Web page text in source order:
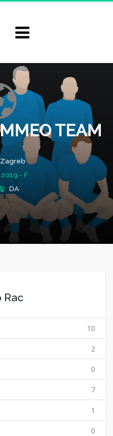
TEAM
2019 - F
DA
Rac
10
2
0
7
1
0